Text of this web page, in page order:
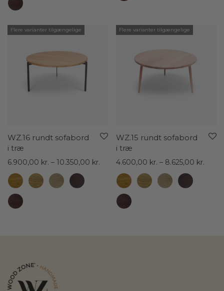
Flere varianter tilgængelige
WZ.16 rundt sofabord
i træ
6.900,00 kr. – 10.350,00 kr. Prisinterval:
6.900,00 kr.
10.350,00 kr.
Flere varianter tilgængelige
WZ.15 rundt sofabord
i træ
4.600,00 kr. – 8.625,00 kr.